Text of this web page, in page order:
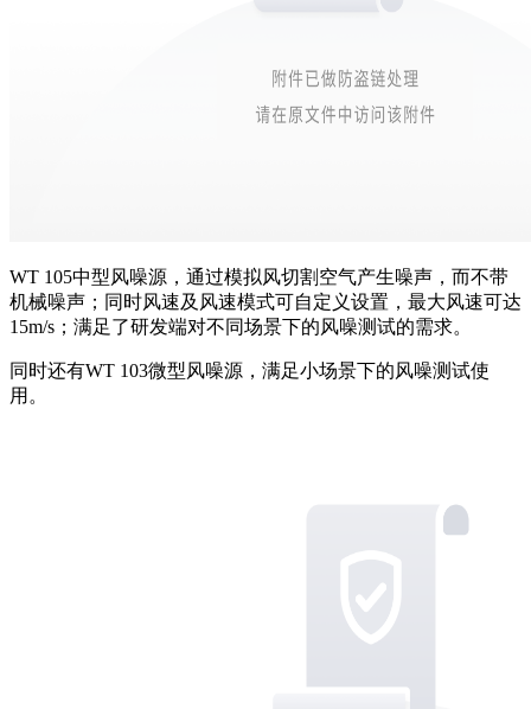
WT 105中型风噪源，通过模拟风切割空气产生噪声， 而不带
机械噪声；同时风速及风速模式可自定义设置，最大风速可达
15m/s；满足了研发端对不同场景下的风噪测试的需求。
同时还有WT 103微型风噪源 ，满足小场景下的风噪测试使
用。